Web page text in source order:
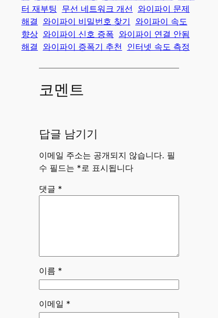
터 재부팅
무선 네트워크 개선
와이파이 문제
해결
와이파이 비밀번호 찾기
와이파이 속도
향상 와이파이 신호 증폭 와이파이 연결 안됨
해결
와이파이 증폭기 추천 인터넷 속도 측정
코멘트
답글 남기기
이메일 주소는 공개되지 않습니다. 필
수 필드는 * 로 표시됩니다
댓글 *
이름 *
이메일 *